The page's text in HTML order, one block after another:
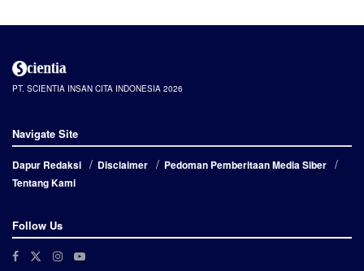
PT. SCIENTIA INSAN CITA INDONESIA 2026
Navigate Site
Dapur Redaksi Disclaimer
Pedoman Pemberitaan Media Siber
Tentang Kami
Follow Us